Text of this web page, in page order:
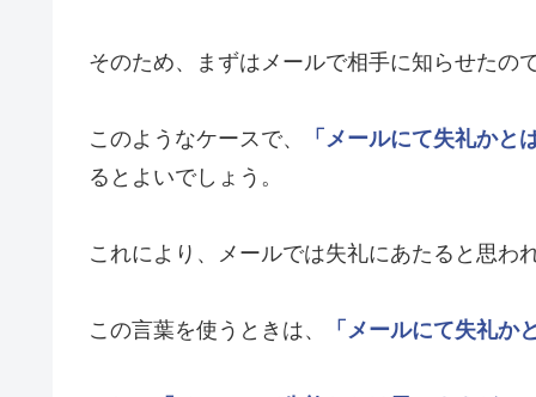
そのため、まずはメールで相手に知らせたの
このようなケースで、
「メールにて失礼か
るとよいでしょう。
これにより、メールでは失礼にあたると思わ
この言葉を使うときは、 「メールにて失礼か